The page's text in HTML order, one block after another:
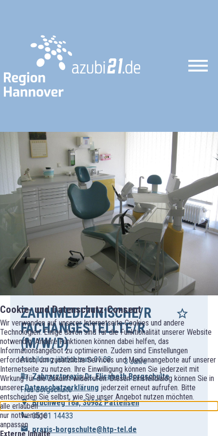
Cookie- und Datenschutz-Consent
Wir verwenden auf unserer Internetseite Cookies und andere
Technologien. Einige davon sind für die Funktionalität unserer Website
notwendig. Andere Funktionen können dabei helfen, das
Informationsangebot zu optimieren. Zudem sind Einstellungen
erforderlich, um zusätzliche Services und Medienangebote auf unserer
Internetseite zu nutzen. Ihre Einwilligung können Sie jederzeit mit
Wirkung für die Zukunft widerrufen. Diesen Einstelldialog können Sie in
unsererDatenschutzerklärung jederzeit erneut aufrufen. Bitte
entscheiden Sie selbst, wie Sie unser Angebot nutzen möchten.
alle erlauben
nur notwendige
anpassen
Externe Inhalte
ZAHNMEDIZINISCHE/R
FACHANGESTELLTE/R
(M/W/D)
Ausbildung jährlich zum 01.08.
3 Jahre
Zahnarztpraxis Dr. Elisabeth Borgschulte
Frau Borgschulte
Bruchweg 16a, 30982 Pattensen
05101 14433
praxis-borgschulte@htp-tel.de